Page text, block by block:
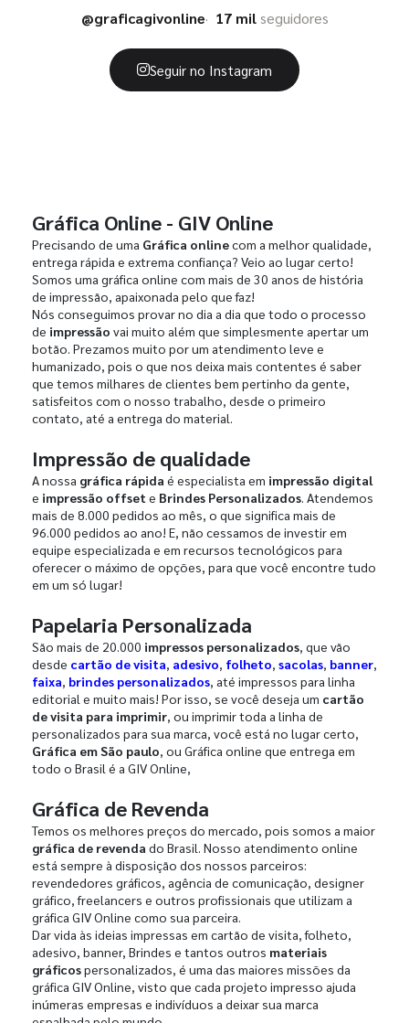
@graficagivonline
17 milseguidores
Seguir no Instagram
Gráfica Online - GIV Online
Precisando de uma Gráfica onlinecom a melhor qualidade,
entrega rápida e extrema confiança? Veio ao lugar certo!
Somos uma gráfica online com mais de 30 anos de história
de impressão, apaixonada pelo que faz!
Nós conseguimos provar no dia a dia que todo o processo
de impressão vai muito além que simplesmente apertar um
botão. Prezamos muito por um atendimento leve e
humanizado, pois o que nos deixa mais contentes é saber
que temos milhares de clientes bem pertinho da gente,
satisfeitos com o nosso trabalho, desde o primeiro
contato, até a entrega do material.
Impressão de qualidade
A nossa gráfica rápida é especialista em impressão digital
e impressão offset e Brindes Personalizados. Atendemos
mais de 8.000 pedidos ao mês, o que significa mais de
96.000 pedidos ao ano! E, não cessamos de investir em
equipe especializada e em recursos tecnológicos para
oferecer o máximo de opções, para que você encontre tudo
em um só lugar!
Papelaria Personalizada
São mais de 20.000 impressos personalizados, que vão
desde cartão de visita, adesivo, folheto, sacolas, banner,
faixa, brindes personalizados, até impressos para linha
editorial e muito mais! Por isso, se você deseja um cartão
de visita para imprimir, ou imprimir toda a linha de
personalizados para sua marca, você está no lugar certo,
Gráfica em São paulo, ou Gráfica online que entrega em
todo o Brasil é a GIV Online,
Gráfica de Revenda
Temos os melhores preços do mercado, pois somos a maior
gráfica de revenda do Brasil. Nosso atendimento online
está sempre à disposição dos nossos parceiros:
revendedores gráficos, agência de comunicação, designer
gráfico, freelancers e outros profissionais que utilizam a
gráfica GIV Online como sua parceira.
Dar vida às ideias impressas em cartão de visita, folheto,
adesivo, banner, Brindes e tantos outros materiais
gráficospersonalizados, é uma das maiores missões da
gráfica GIV Online, visto que cada projeto impresso ajuda
inúmeras empresas e indivíduos a deixar sua marca